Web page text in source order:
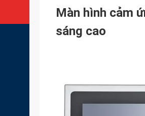
Màn hình cảm
sáng cao